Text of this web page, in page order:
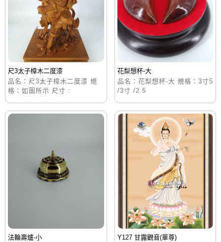
尺3太子樟木二度漆
品名：尺3太子樟木二度漆 規
格：如圖所示 尺寸 :
花梨想杯-大
品名：花梨想杯-大 規格：3寸5
/3寸 /2.5
法輪壽爐-小
Y127 甘露觀音(單尊)